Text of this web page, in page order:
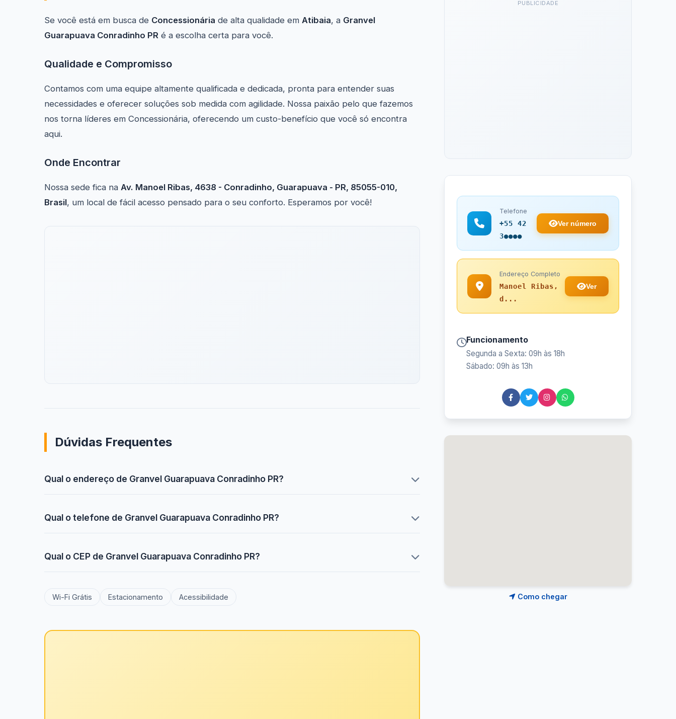
Se você está em busca de Concessionária de alta qualidade em Atibaia, a Granvel
Guarapuava Conradinho PR é a escolha certa para você.
Qualidade e Compromisso
Contamos com uma equipe altamente qualificada e dedicada, pronta para entender suas
necessidades e oferecer soluções sob medida com agilidade. Nossa paixão pelo que fazemos
nos torna líderes em Concessionária, oferecendo um custo-benefício que você só encontra
aqui.
Onde Encontrar
Nossa sede fica na Av. Manoel Ribas, 4638 - Conradinho, Guarapuava - PR, 85055-010,
Brasil, um local de fácil acesso pensado para o seu conforto. Esperamos por você!
Dúvidas Frequentes
Qual o endereço de Granvel Guarapuava Conradinho PR?
Qual o telefone de Granvel Guarapuava Conradinho PR?
Qual o CEP de Granvel Guarapuava Conradinho PR?
Wi-Fi Grátis Estacionamento Acessibilidade
PUBLICIDADE
Telefone
+55 42
3●●●●
Ver número
Endereço Completo
Manoel Ribas,
d...
Ver
Funcionamento
Segunda a Sexta: 09h às 18h
Sábado: 09h às 13h
Como chegar